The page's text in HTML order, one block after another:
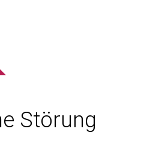
Störung